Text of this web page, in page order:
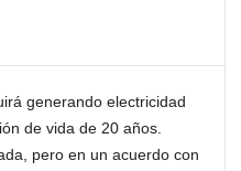
generando electricidad
de vida de 20 años.
pero en un acuerdo con